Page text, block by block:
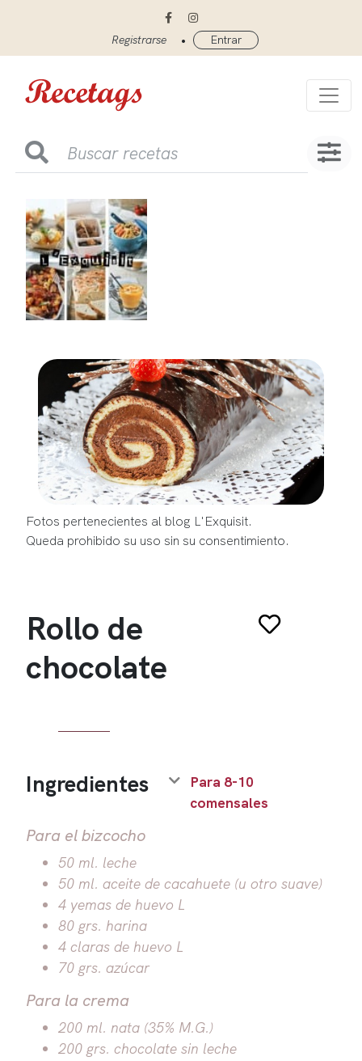
Registrarse • Entrar
Fotos pertenecientes al blog L'Exquisit.
Queda prohibido su uso sin su consentimiento.
Rollo de
chocolate
Ingredientes
Para 8-10
comensales
Para el bizcocho
50 ml. leche
50 ml. aceite de cacahuete (u otro suave)
4 yemas de huevo L
80 grs. harina
4 claras de huevo L
70 grs. azúcar
Para la crema
200 ml. nata (35% M.G.)
200 grs. chocolate sin leche